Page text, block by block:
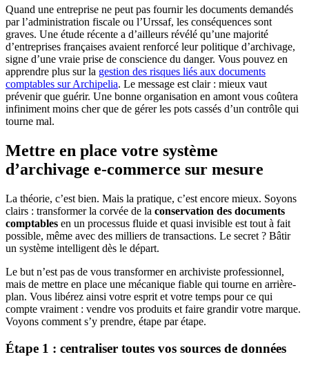
Quand une entreprise ne peut pas fournir les documents demandés
par l’administration fiscale ou l’Urssaf, les conséquences sont
graves. Une étude récente a d’ailleurs révélé qu’une majorité
d’entreprises françaises avaient renforcé leur politique d’archivage,
signe d’une vraie prise de conscience du danger. Vous pouvez en
apprendre plus sur la gestion des risques liés aux documents
comptables sur Archipelia. Le message est clair : mieux vaut
prévenir que guérir. Une bonne organisation en amont vous coûtera
infiniment moins cher que de gérer les pots cassés d’un contrôle qui
tourne mal.
Mettre en place votre système
d’archivage e-commerce sur mesure
La théorie, c’est bien. Mais la pratique, c’est encore mieux. Soyons
clairs : transformer la corvée de la conservation des documents
comptables en un processus fluide et quasi invisible est tout à fait
possible, même avec des milliers de transactions. Le secret ? Bâtir
un système intelligent dès le départ.
Le but n’est pas de vous transformer en archiviste professionnel,
mais de mettre en place une mécanique fiable qui tourne en arrière-
plan. Vous libérez ainsi votre esprit et votre temps pour ce qui
compte vraiment : vendre vos produits et faire grandir votre marque.
Voyons comment s’y prendre, étape par étape.
Étape 1 : centraliser toutes vos sources de données